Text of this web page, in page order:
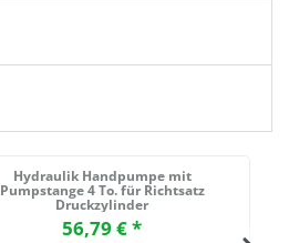
Hydraulik Handpumpe mit
Pumpstange 4 To. für Richtsatz
Druckzylinder
56,79 € *